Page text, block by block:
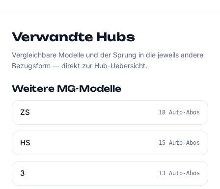
Verwandte Hubs
Vergleichbare Modelle und der Sprung in die jeweils andere
Bezugsform — direkt zur Hub-Uebersicht.
Weitere MG-Modelle
ZS 18 Auto-Abos
HS 15 Auto-Abos
3 13 Auto-Abos